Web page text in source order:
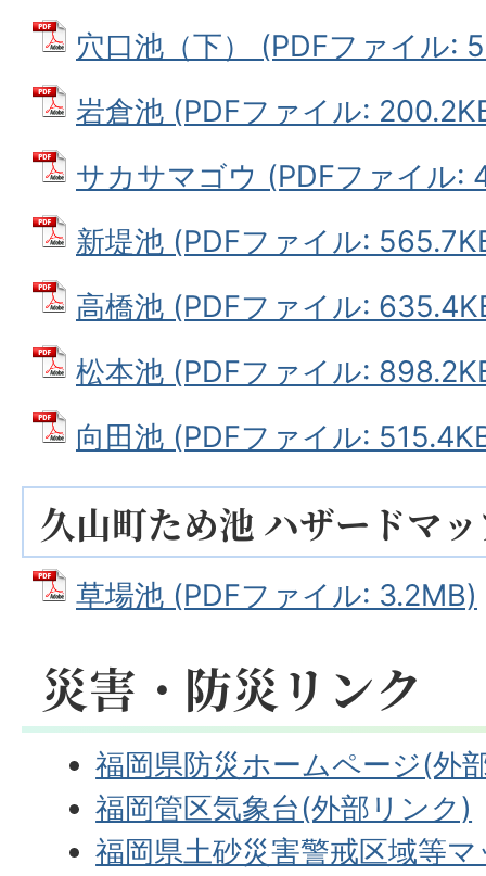
穴口池（下） (PDFファイル:
岩倉池 (PDFファイル:
サカサマゴウ (PDFファイル:
新堤池 (PDFファイル:
高橋池 (PDFファイル:
松本池 (PDFファイル:
向田池 (PDFファイル:
久山町ため池 ハザードマ
草場池 (PDFファイル: 3.2MB)
災害・防災リンク
福岡県防災ホームページ(外
福岡管区気象台(外部リンク)
福岡県土砂災害警戒区域等